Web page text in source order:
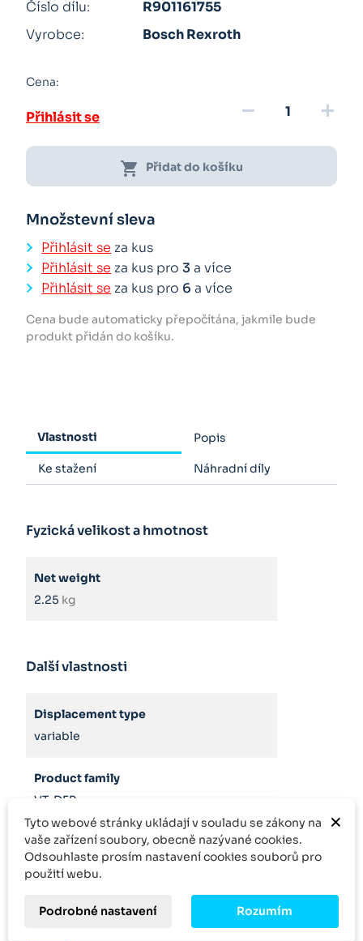
Číslo dílu:
R901161755
Vyrobce:
Bosch Rexroth
Cena:
Přihlásit se remove add
shopping_cart Přidat do košíku
Množstevní sleva
Přihlásit se za kus
Přihlásit se za kus pro3 a více
Přihlásit se za kus pro 6 a více
Cena bude automaticky přepočítána, jakmile bude
produkt přidán do košíku.
Vlastnosti Popis
Ke stažení Náhradní díly
Fyzická velikost a hmotnost
Net weight
2.25 kg
Další vlastnosti
Displacement type
variable
Product family
VT-DFP.
×
Tyto webové stránky ukládají v souladu se zákony na
vaše zařízení soubory, obecně nazývané cookies.
Odsouhlaste prosím nastavení cookies souborů pro
použití webu.
Podrobné nastavení Rozumím